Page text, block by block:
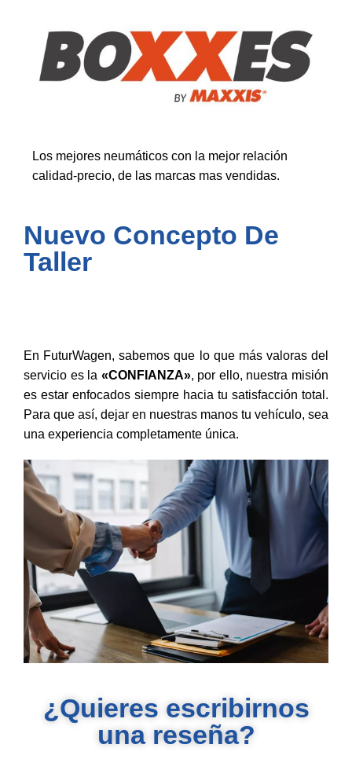
Los mejores neumáticos con la mejor relación
calidad-precio, de las marcas mas vendidas.
Nuevo Concepto De
Taller
En FuturWagen, sabemos que lo que más valoras del
servicio es la «CONFIANZA», por ello, nuestra misión
es estar enfocados siempre hacia tu satisfacción total.
Para que así, dejar en nuestras manos tu vehículo, sea
una experiencia completamente única.
¿Quieres escribirnos
una reseña?